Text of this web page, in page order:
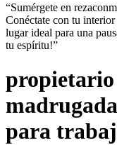
“Sumérgete en
Conéctate con tu
lugar ideal para una
tu espíritu!”
propietario
para